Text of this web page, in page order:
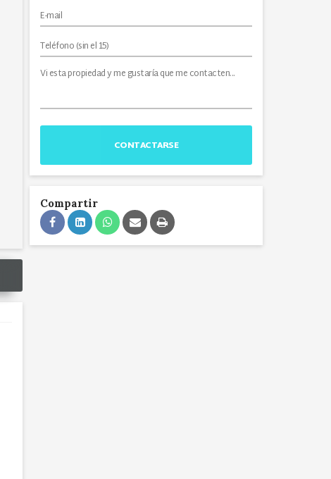
CONTACTARSE
Compartir